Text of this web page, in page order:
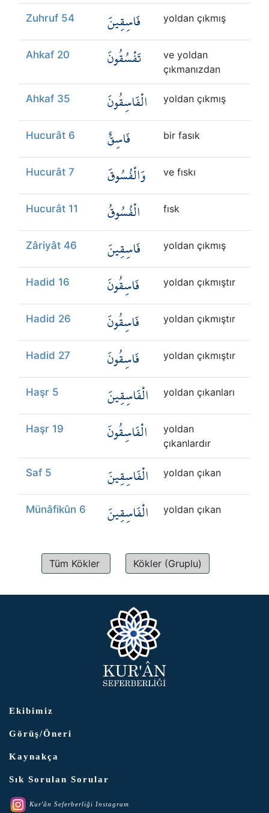
Zuhruf 54 فَاسِقِينَ yoldan çıkmış
Ahkaf 20 تَفْسُقُونَ
ve yoldan
çıkmanızdan
Ahkaf 35 الْفَاسِقُونَ yoldan çıkmış
Hucurât 6 فَاسِقٌ bir fasık
Hucurât 7 وَالْفُسُوقَ ve fıskı
Hucurât 11 الْفُسُوقُ fısk
Zâriyât 46 فَاسِقِينَ yoldan çıkmış
Hadid 16 فَاسِقُونَ yoldan çıkmıştır
Hadid 26 فَاسِقُونَ yoldan çıkmıştır
Hadid 27 فَاسِقُونَ yoldan çıkmıştır
Haşr 5 الْفَاسِقِينَ yoldan çıkanları
Haşr 19 الْفَاسِقُونَ
yoldan
çıkanlardır
Saf 5 الْفَاسِقِينَ yoldan çıkan
Münâfikûn 6 الْفَاسِقِينَ yoldan çıkan
Tüm Kökler Kökler (Gruplu)
Ekibimiz
Görüş/Öneri
Kaynakça
Sık Sorulan Sorular
Kur'ân Seferberliği Instagram